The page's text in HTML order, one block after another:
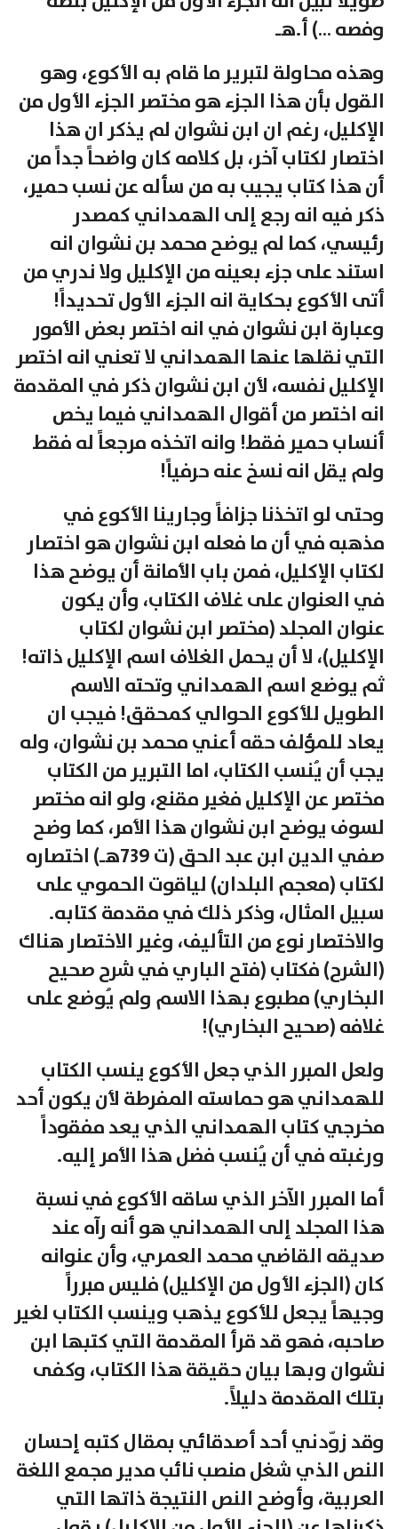
وفصه …) أ.هـ
وهذه محاولة لتبرير ما قام به الأكوع، وهو
القول بأن هذا الجزء هو مختصر الجزء الأول من
الإكليل، رغم ان ابن نشوان لم يذكر ان هذا
اختصار لكتاب آخر، بل كلامه كان واضحاً جداً من
أن هذا كتاب يجيب به من سأله عن نسب حمير،
ذكر فيه انه رجع إلى الهمداني كمصدر
رئيسي، كما لم يوضح محمد بن نشوان انه
استند على جزء بعينه من الإكليل ولا ندري من
أتى الأكوع بحكاية انه الجزء الأول تحديداً!
وعبارة ابن نشوان في انه اختصر بعض الأمور
التي نقلها عنها الهمداني لا تعني انه اختصر
الإكليل نفسه، لأن ابن نشوان ذكر في المقدمة
انه اختصر من أقوال الهمداني فيما يخص
أنساب حمير فقط! وانه اتخذه مرجعاً له فقط
ولم يقل انه نسخ عنه حرفياً!
وحتى لو اتخذنا جزافاً وجارينا الأكوع في
مذهبه في أن ما فعله ابن نشوان هو اختصار
لكتاب الإكليل، فمن باب الأمانة أن يوضح هذا
في العنوان على غلاف الكتاب، وأن يكون
عنوان المجلد (مختصر ابن نشوان لكتاب
الإكليل)، لا أن يحمل الغلاف اسم الإكليل ذاته!
ثم يوضع اسم الهمداني وتحته الاسم
الطويل للأكوع الحوالي كمحقق! فيجب ان
يعاد للمؤلف حقه أعني محمد بن نشوان، وله
يجب أن يُنسب الكتاب، اما التبرير من الكتاب
مختصر عن الإكليل فغير مقنع، ولو انه مختصر
لسوف يوضح ابن نشوان هذا الأمر، كما وضح
صفي الدين ابن عبد الحق (ت 739هـ) اختصاره
لكتاب (معجم البلدان) لياقوت الحموي على
سبيل المثال، وذكر ذلك في مقدمة كتابه.
والاختصار نوع من التأليف، وغير الاختصار هناك
(الشرح) فكتاب (فتح الباري في شرح صحيح
البخاري) مطبوع بهذا الاسم ولم يُوضع على
غلافه (صحيح البخاري)!
ولعل المبرر الذي جعل الأكوع ينسب الكتاب
للهمداني هو حماسته المفرطة لأن يكون أحد
مخرجي كتاب الهمداني الذي يعد مفقوداً
ورغبته في أن يُنسب فضل هذا الأمر إليه.
أما المبرر الآخر الذي ساقه الأكوع في نسبة
هذا المجلد إلى الهمداني هو أنه رآه عند
صديقه القاضي محمد العمري، وأن عنوانه
كان (الجزء الأول من الإكليل) فليس مبرراً
وجيهاً يجعل للأكوع يذهب وينسب الكتاب لغير
صاحبه، فهو قد قرأ المقدمة التي كتبها ابن
نشوان وبها بيان حقيقة هذا الكتاب، وكفى
بتلك المقدمة دليلاً.
وقد زوّدني أحد أصدقائي بمقال كتبه إحسان
النص الذي شغل منصب نائب مدير مجمع اللغة
العربية، وأوضح النص النتيجة ذاتها التي